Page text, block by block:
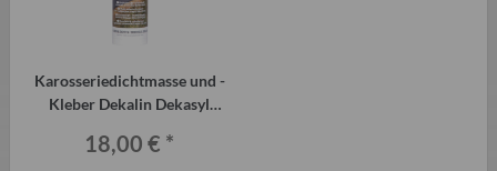
Karosseriedichtmasse und -
Kleber Dekalin Dekasyl
QEK etc.
18,00 € *